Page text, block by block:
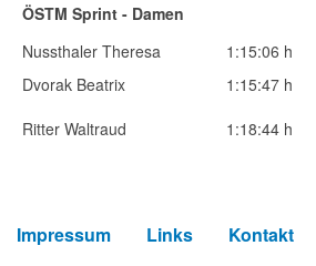
ÖSTM Sprint - Damen
Nussthaler Theresa
1:15:06 h
Dvorak Beatrix
1:15:47 h
Ritter Waltraud
1:18:44 h
Impressum Links Kontakt